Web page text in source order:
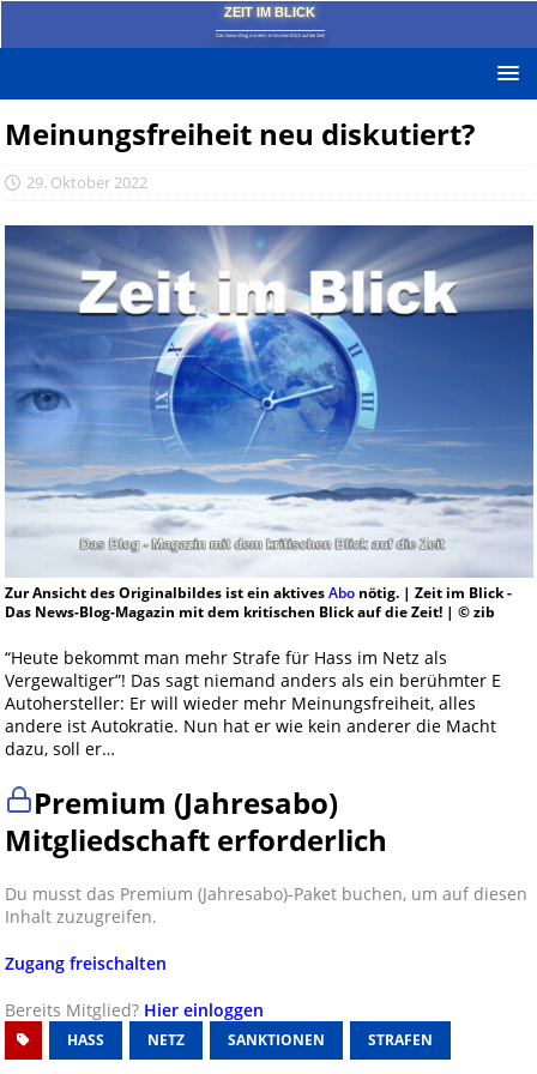
ZEIT IM BLICK
Das News-Blog mit dem kritischen Blick auf die Zeit!
Meinungsfreiheit neu diskutiert?
29. Oktober 2022
Zur Ansicht des Originalbildes ist ein aktivesAbonötig. | Zeit im Blick -
Das News-Blog-Magazin mit dem kritischen Blick auf die Zeit! | © zib
“Heute bekommt man mehr Strafe für Hass im Netz als
Vergewaltiger”! Das sagt niemand anders als ein berühmter E
Autohersteller: Er will wieder mehr Meinungsfreiheit, alles
andere ist Autokratie. Nun hat er wie kein anderer die Macht
dazu, soll er…
Premium (Jahresabo)
Mitgliedschaft erforderlich
Du musst das Premium (Jahresabo)-Paket buchen, um auf diesen
Inhalt zuzugreifen.
Zugang freischalten
Bereits Mitglied? Hier einloggen
HASS NETZ SANKTIONEN STRAFEN